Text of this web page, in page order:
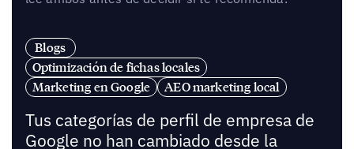
Blogs
Optimización de fichas locales
Marketing en Google
AEO marketing local
Tus categorías de perfil de empresa de
Google no han cambiado desde la